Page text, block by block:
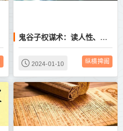
鬼谷子权谋术：读人性、读权谋、读纵横——持枢：养生之道
2024-01-10 纵横捭阖